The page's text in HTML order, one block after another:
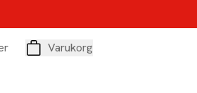
Varukorg